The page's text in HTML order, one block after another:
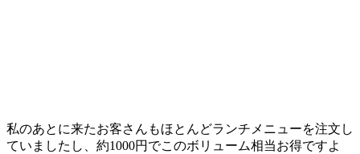
私のあとに来たお客さんもほとんどランチメニューを注文し
ていましたし、約1000円でこのボリューム相当お得ですよ